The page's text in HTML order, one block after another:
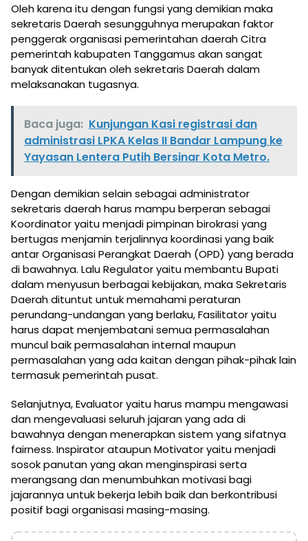
Oleh karena itu dengan fungsi yang demikian maka
sekretaris Daerah sesungguhnya merupakan faktor
penggerak organisasi pemerintahan daerah Citra
pemerintah kabupaten Tanggamus akan sangat
banyak ditentukan oleh sekretaris Daerah dalam
melaksanakan tugasnya.
Baca juga: Kunjungan Kasi registrasi dan
administrasi LPKA Kelas II Bandar Lampung ke
Yayasan Lentera Putih Bersinar Kota Metro.
Dengan demikian selain sebagai administrator
sekretaris daerah harus mampu berperan sebagai
Koordinator yaitu menjadi pimpinan birokrasi yang
bertugas menjamin terjalinnya koordinasi yang baik
antar Organisasi Perangkat Daerah (OPD) yang berada
di bawahnya. Lalu Regulator yaitu membantu Bupati
dalam menyusun berbagai kebijakan, maka Sekretaris
Daerah dituntut untuk memahami peraturan
perundang-undangan yang berlaku, Fasilitator yaitu
harus dapat menjembatani semua permasalahan
muncul baik permasalahan internal maupun
permasalahan yang ada kaitan dengan pihak-pihak lain
termasuk pemerintah pusat.
Selanjutnya, Evaluator yaitu harus mampu mengawasi
dan mengevaluasi seluruh jajaran yang ada di
bawahnya dengan menerapkan sistem yang sifatnya
fairness. Inspirator ataupun Motivator yaitu menjadi
sosok panutan yang akan menginspirasi serta
merangsang dan menumbuhkan motivasi bagi
jajarannya untuk bekerja lebih baik dan berkontribusi
positif bagi organisasi masing-masing.